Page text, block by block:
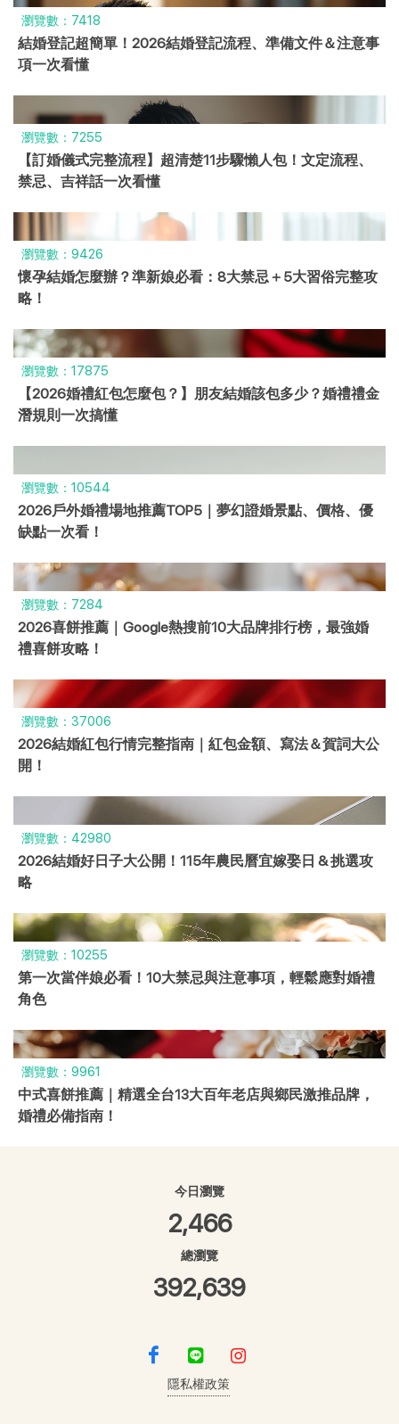
瀏覽數：7418
結婚登記超簡單！2026結婚登記流程、準備文件＆注意事
項一次看懂
瀏覽數：7255
【訂婚儀式完整流程】超清楚11步驟懶人包！文定流程、
禁忌、吉祥話一次看懂
瀏覽數：9426
懷孕結婚怎麼辦？準新娘必看：8大禁忌＋5大習俗完整攻
略！
瀏覽數：17875
【2026婚禮紅包怎麼包？】朋友結婚該包多少？婚禮禮金
潛規則一次搞懂
瀏覽數：10544
2026戶外婚禮場地推薦TOP5｜夢幻證婚景點、價格、優
缺點一次看！
瀏覽數：7284
2026喜餅推薦｜Google熱搜前10大品牌排行榜，最強婚
禮喜餅攻略！
瀏覽數：37006
2026結婚紅包行情完整指南｜紅包金額、寫法＆賀詞大公
開！
瀏覽數：42980
2026結婚好日子大公開！115年農民曆宜嫁娶日 & 挑選攻
略
瀏覽數：10255
第一次當伴娘必看！10大禁忌與注意事項，輕鬆應對婚禮
角色
瀏覽數：9961
中式喜餅推薦｜精選全台13大百年老店與鄉民激推品牌，
婚禮必備指南！
今日瀏覽
2,466
總瀏覽
392,639
隱私權政策